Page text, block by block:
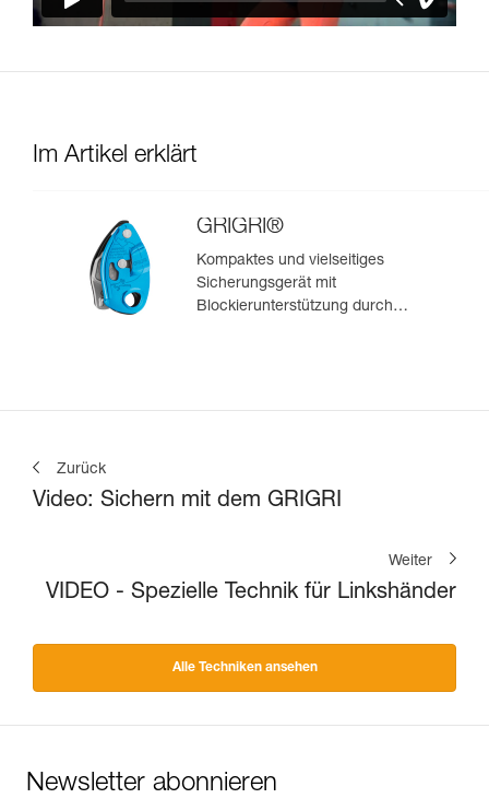
Im Artikel erklärt
GRIGRI®
Kompaktes und vielseitiges
Sicherungsgerät mit
Blockierunterstützung durch
Zurück
Video: Sichern mit dem GRIGRI
Weiter
VIDEO - Spezielle Technik für Linkshänder
Alle Techniken ansehen
Newsletter abonnieren